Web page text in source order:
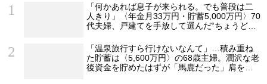
「何かあれば息子が来られる。でも普段は二
人きり」〈年金月33万円・貯蓄5,000万円〉70
代夫婦、戸建てを手放して選んだ“ちょうどい
「温泉旅行すら行けないなんて」…積み重ね
た貯蓄は〈5,600万円〉の68歳主婦。潤沢な老
後資金を貯めたはずが「馬鹿だった」肩を落